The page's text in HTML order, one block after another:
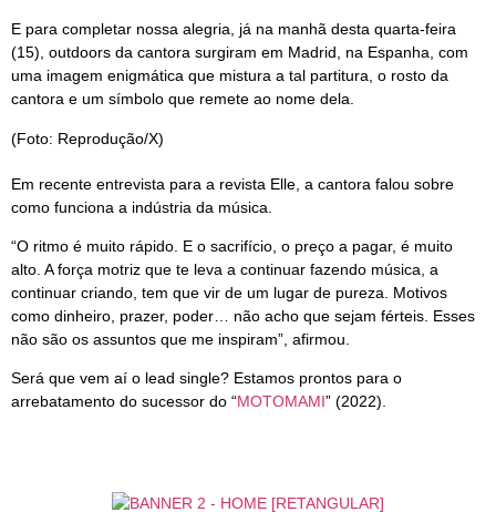
E para completar nossa alegria, já na manhã desta quarta-feira
(15), outdoors da cantora surgiram em Madrid, na Espanha, com
uma imagem enigmática que mistura a tal partitura, o rosto da
cantora e um símbolo que remete ao nome dela.
(Foto: Reprodução/X)
Em recente entrevista para a revista Elle, a cantora falou sobre
como funciona a indústria da música.
“O ritmo é muito rápido. E o sacrifício, o preço a pagar, é muito
alto. A força motriz que te leva a continuar fazendo música, a
continuar criando, tem que vir de um lugar de pureza. Motivos
como dinheiro, prazer, poder… não acho que sejam férteis. Esses
não são os assuntos que me inspiram”, afirmou.
Será que vem aí o lead single? Estamos prontos para o
arrebatamento do sucessor do “MOTOMAMI” (2022).